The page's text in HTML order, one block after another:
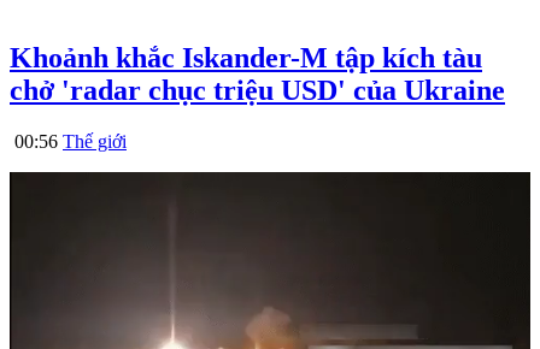
Khoảnh khắc Iskander-M tập kích tàu
chở 'radar chục triệu USD' của Ukraine
00:56 Thế giới